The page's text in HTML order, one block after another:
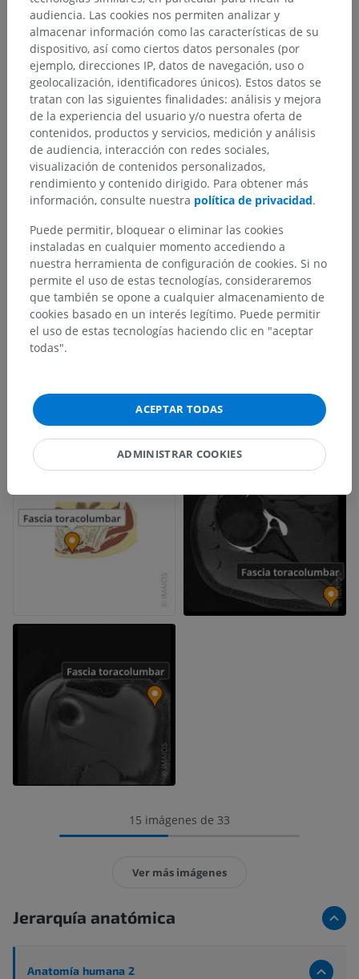
15 imágenes de 33
Ver más imágenes
Jerarquía anatómica
Anatomía humana 2
audiencia. Las cookies nos permiten analizar y
almacenar información como las características de su
dispositivo, así como ciertos datos personales (por
ejemplo, direcciones IP, datos de navegación, uso o
geolocalización, identificadores únicos). Estos datos se
tratan con las siguientes finalidades: análisis y mejora
de la experiencia del usuario y/o nuestra oferta de
contenidos, productos y servicios, medición y análisis
de audiencia, interacción con redes sociales,
visualización de contenidos personalizados,
rendimiento y contenido dirigido. Para obtener más
información, consulte nuestra política de privacidad.
Puede permitir, bloquear o eliminar las cookies
instaladas en cualquier momento accediendo a
nuestra herramienta de configuración de cookies. Si no
permite el uso de estas tecnologías, consideraremos
que también se opone a cualquier almacenamiento de
cookies basado en un interés legítimo. Puede permitir
el uso de estas tecnologías haciendo clic en "aceptar
todas".
ACEPTAR TODAS
ADMINISTRAR COOKIES